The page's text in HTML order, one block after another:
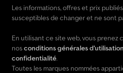
Les informations, offres et prix
susceptibles de changer et ne sont
En utilisant ce site web, vous
nosconditions générales d'utilisation
confidentialité.
Toutes les marques nommées